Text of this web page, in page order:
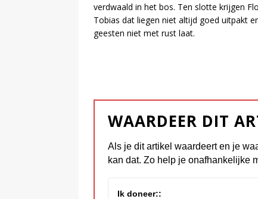
verdwaald in het bos. Ten slotte krijgen
Tobias dat liegen niet altijd goed uitpakt
geesten niet met rust laat.
WAARDEER DIT
Als je dit artikel waardeert en je
kan dat. Zo help je onafhankelijke
Ik doneer::